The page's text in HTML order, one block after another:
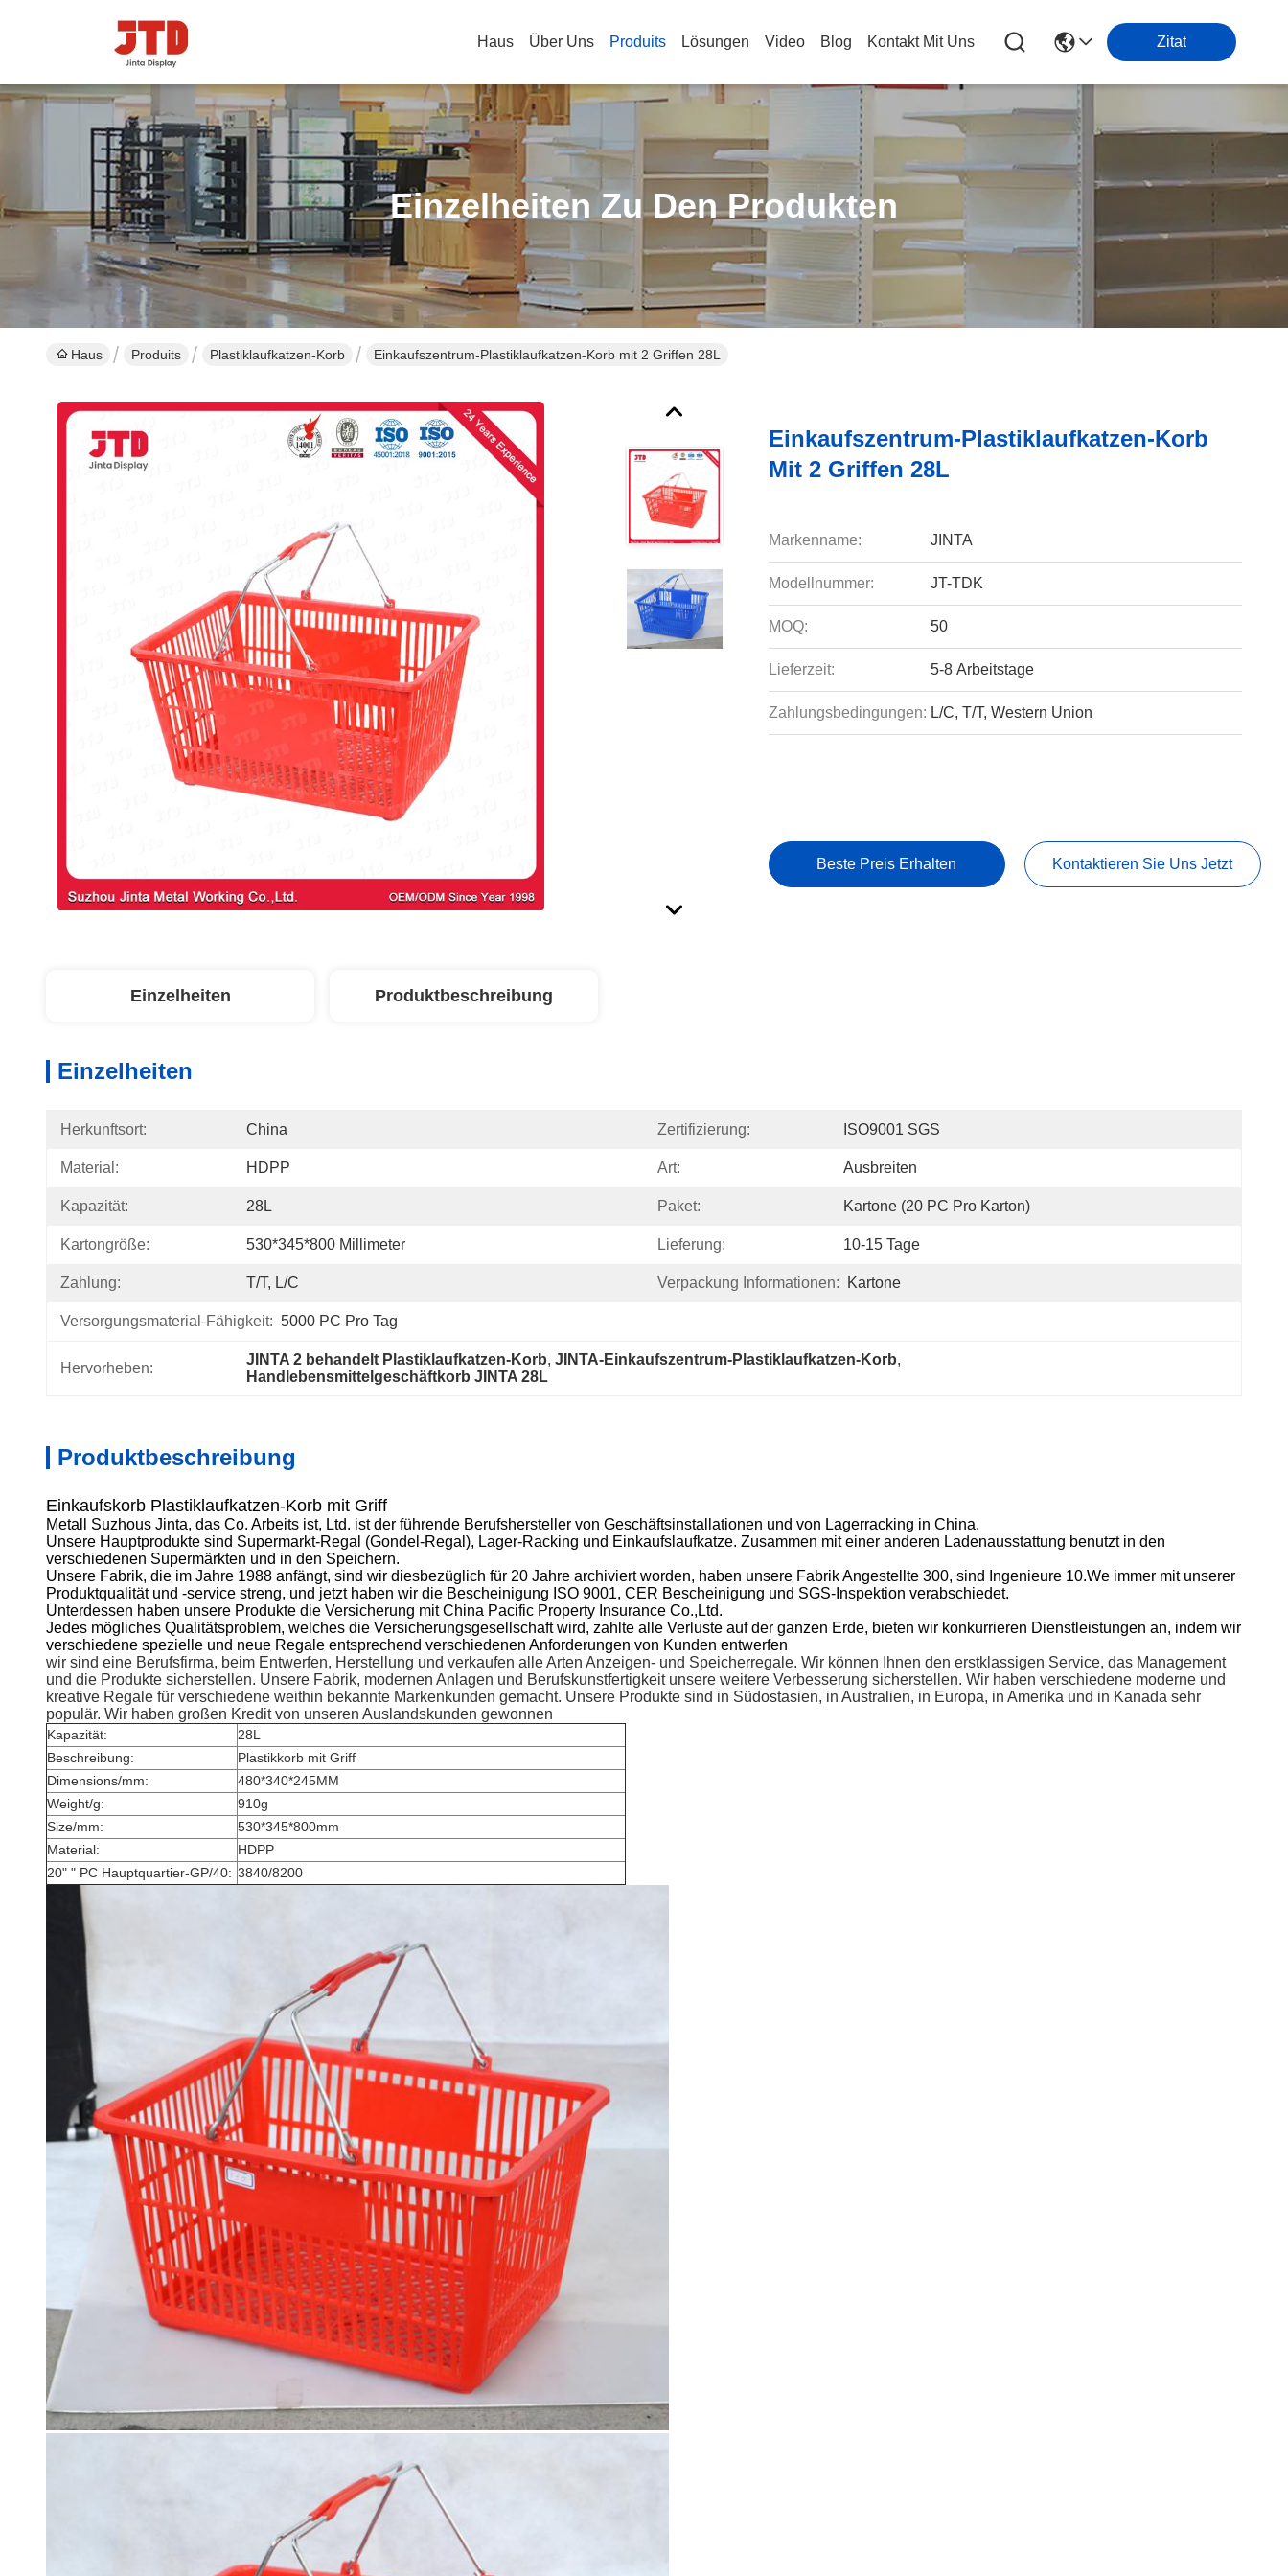
Haus Über Uns Produits Lösungen Video Blog Kontakt Mit Uns Zitat
Einzelheiten Zu Den Produkten
Haus Produits Plastiklaufkatzen-Korb Einkaufszentrum-Plastiklaufkatzen-Korb mit 2 Griffen 28L
Einkaufszentrum-Plastiklaufkatzen-Korb
Mit 2 Griffen 28L
Markenname: JINTA
Modellnummer: JT-TDK
MOQ: 50
Lieferzeit: 5-8 Arbeitstage
Zahlungsbedingungen: L/C, T/T, Western Union
Beste Preis Erhalten Kontaktieren Sie Uns Jetzt
Einzelheiten Produktbeschreibung
Einzelheiten
Herkunftsort: China Zertifizierung: ISO9001 SGS
Material: HDPP Art: Ausbreiten
Kapazität: 28L Paket: Kartone (20 PC Pro Karton)
Kartongröße: 530*345*800 Millimeter Lieferung: 10-15 Tage
Zahlung: T/T, L/C Verpackung Informationen: Kartone
Versorgungsmaterial-Fähigkeit: 5000 PC Pro Tag
Hervorheben:
JINTA 2 behandelt Plastiklaufkatzen-Korb, JINTA-Einkaufszentrum-Plastiklaufkatzen-Korb,
Handlebensmittelgeschäftkorb JINTA 28L
Produktbeschreibung
Einkaufskorb Plastiklaufkatzen-Korb mit Griff
Metall Suzhous Jinta, das Co. Arbeits ist, Ltd. ist der führende Berufshersteller von Geschäftsinstallationen und von Lagerracking in China.
Unsere Hauptprodukte sind Supermarkt-Regal (Gondel-Regal), Lager-Racking und Einkaufslaufkatze. Zusammen mit einer anderen Ladenausstattung benutzt in den
verschiedenen Supermärkten und in den Speichern.
Unsere Fabrik, die im Jahre 1988 anfängt, sind wir diesbezüglich für 20 Jahre archiviert worden, haben unsere Fabrik Angestellte 300, sind Ingenieure 10.We immer mit unserer
Produktqualität und -service streng, und jetzt haben wir die Bescheinigung ISO 9001, CER Bescheinigung und SGS-Inspektion verabschiedet.
Unterdessen haben unsere Produkte die Versicherung mit China Pacific Property Insurance Co.,Ltd.
Jedes mögliches Qualitätsproblem, welches die Versicherungsgesellschaft wird, zahlte alle Verluste auf der ganzen Erde, bieten wir konkurrieren Dienstleistungen an, indem wir
verschiedene spezielle und neue Regale entsprechend verschiedenen Anforderungen von Kunden entwerfen
wir sind eine Berufsfirma, beim Entwerfen, Herstellung und verkaufen alle Arten Anzeigen- und Speicherregale. Wir können Ihnen den erstklassigen Service, das Management
und die Produkte sicherstellen. Unsere Fabrik, modernen Anlagen und Berufskunstfertigkeit unsere weitere Verbesserung sicherstellen. Wir haben verschiedene moderne und
kreative Regale für verschiedene weithin bekannte Markenkunden gemacht. Unsere Produkte sind in Südostasien, in Australien, in Europa, in Amerika und in Kanada sehr
populär. Wir haben großen Kredit von unseren Auslandskunden gewonnen
Kapazität:
28L
Beschreibung:
Plastikkorb mit Griff
Dimensions/mm:
480*340*245MM
Weight/g:
910g
Size/mm:
530*345*800mm
Material:
HDPP
20" " PC Hauptquartier-GP/40: 3840/8200